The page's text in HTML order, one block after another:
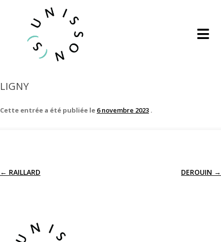
LIGNY
Cette entrée a été publiée le 6 novembre 2023 .
Navigation
articles
← RAILLARD DEROUIN →